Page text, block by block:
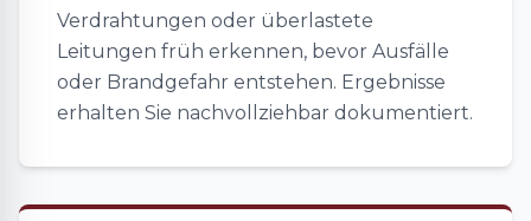
Verdrahtungen oder überlastete
Leitungen früh erkennen, bevor Ausfälle
oder Brandgefahr entstehen. Ergebnisse
erhalten Sie nachvollziehbar dokumentiert.